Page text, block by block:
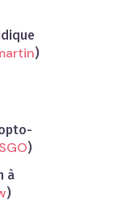
)
)
à
)